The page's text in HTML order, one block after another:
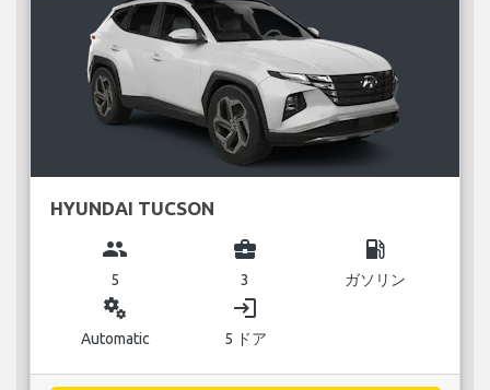
HYUNDAI TUCSON
group
5
business_center
3
local_gas_station
ガソリン
miscellaneous_services
Automatic
login
5 ドア